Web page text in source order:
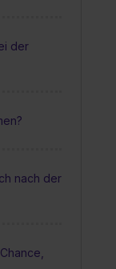
der
nach der